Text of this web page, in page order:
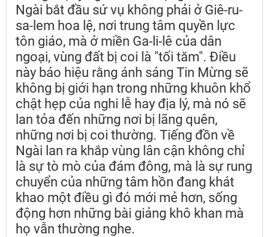
Ngài bắt đầu sứ vụ không phải ở Giê-ru-
sa-lem hoa lệ, nơi trung tâm quyền lực
tôn giáo, mà ở miền Ga-li-lê của dân
ngoại, vùng đất bị coi là "tối tăm". Điều
này báo hiệu rằng ánh sáng Tin Mừng sẽ
không bị giới hạn trong những khuôn khổ
chật hẹp của nghi lễ hay địa lý, mà nó sẽ
lan tỏa đến những nơi bị lãng quên,
những nơi bị coi thường. Tiếng đồn về
Ngài lan ra khắp vùng lân cận không chỉ
là sự tò mò của đám đông, mà là sự rung
chuyển của những tâm hồn đang khát
khao một điều gì đó mới mẻ hơn, sống
động hơn những bài giảng khô khan mà
họ vẫn thường nghe.